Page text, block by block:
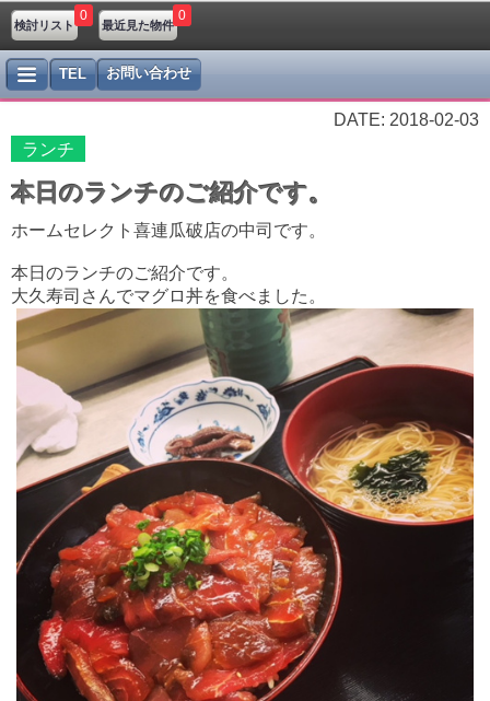
検討リスト
0
最近見た物件
0
TEL お問い合わせ
DATE: 2018-02-03
ランチ
本日のランチのご紹介です。
ホームセレクト喜連瓜破店の中司です。
本日のランチのご紹介です。
大久寿司さんでマグロ丼を食べました。